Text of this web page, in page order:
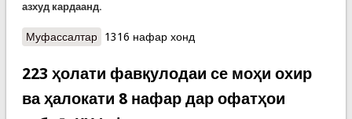
азхуд кардаанд.
Муфассалтаро Созмони ҷаҳонии тандурустӣ мегӯяд
тавлидшуда дар ҷаҳонро азхуд кардаанд
1316 нафар хонд
223 ҳолати фавқулодаи се моҳи охир
ва ҳалокати 8 нафар дар офатҳои